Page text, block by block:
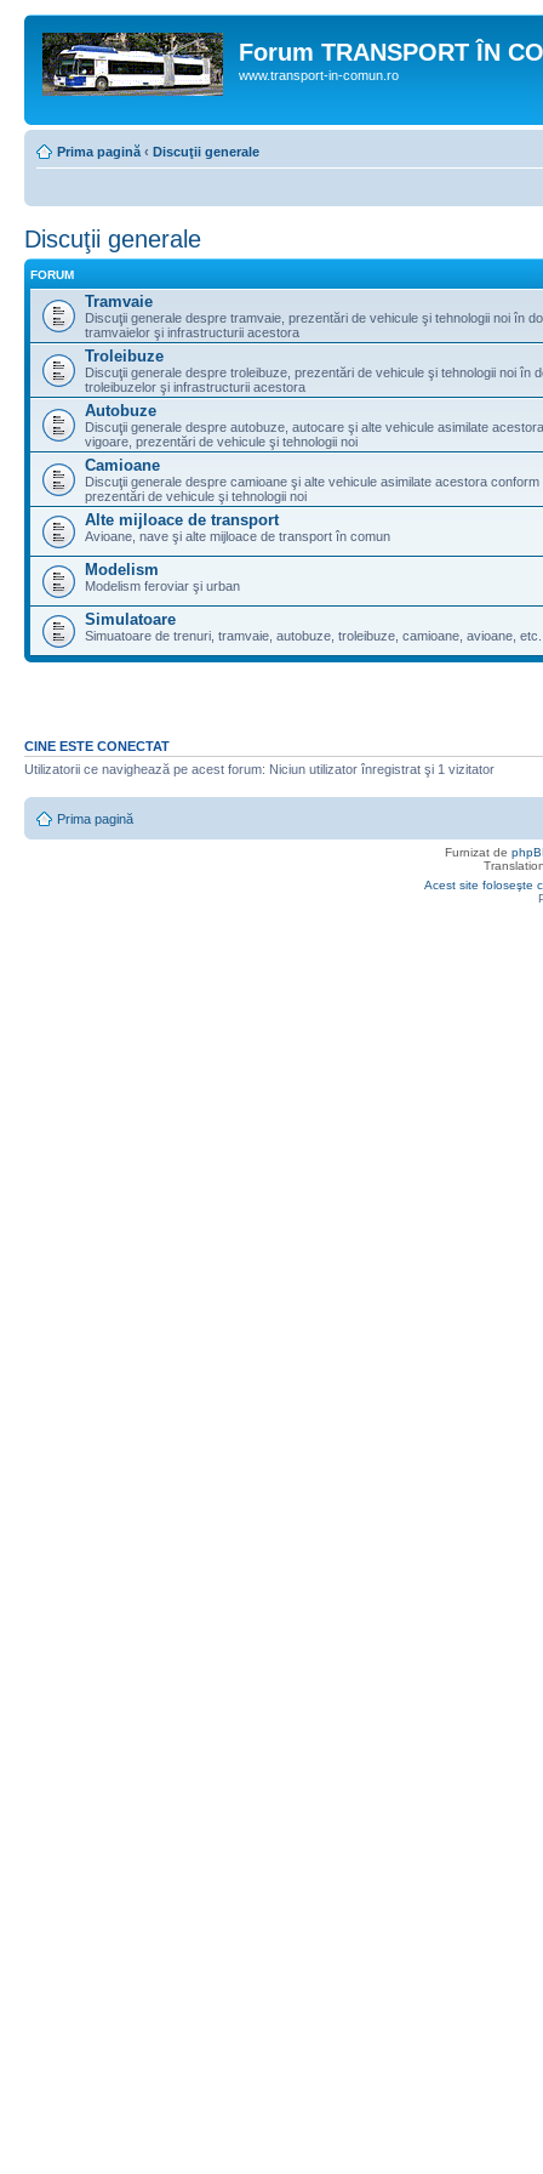
Forum TRANSPORT ÎN
www.transport-in-comun.ro
Prima pagină ‹ Discuţii generale
Discuţii generale
FORUM
Tramvaie
Discuţii generale despre tramvaie, prezentări de vehicule şi tehnologii noi în
tramvaielor şi infrastructurii acestora
Troleibuze
Discuţii generale despre troleibuze, prezentări de vehicule şi tehnologii noi în
troleibuzelor şi infrastructurii acestora
Autobuze
Discuţii generale despre autobuze, autocare şi alte vehicule asimilate
vigoare, prezentări de vehicule şi tehnologii noi
Camioane
Discuţii generale despre camioane şi alte vehicule asimilate acestora
prezentări de vehicule şi tehnologii noi
Alte mijloace de transport
Avioane, nave şi alte mijloace de transport în comun
Modelism
Modelism feroviar şi urban
Simulatoare
Simuatoare de trenuri, tramvaie, autobuze, troleibuze, camioane, avioane, etc.
CINE ESTE CONECTAT
Utilizatorii ce navighează pe acest forum: Niciun utilizator înregistrat şi 1 vizitator
Prima pagină
Furnizat de
Acest site foloseşte